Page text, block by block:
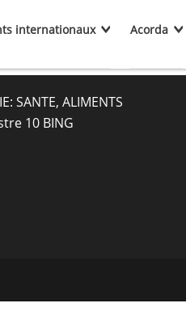
internationaux Acorda
SANTE, ALIMENTS
10 BING